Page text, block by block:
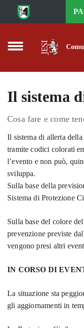
Vai al contenuto principale
Il sistema
Cosa fare e come
Il sistema di allerta
tramite codici colorati
l’evento e non può,
sviluppa.
Sulla base della
Sistema di Protezione
Sulla base del colore
prevenzione previste
vengono presi altri
IN CORSO DI
La situazione sta
gli aggiornamenti in